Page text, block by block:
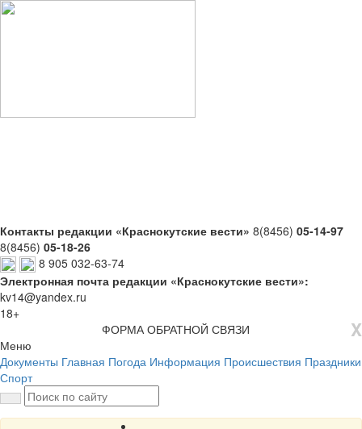
Контакты редакции «Краснокутские вести» 8(8456) 05-14-97
8(8456) 05-18-26
8 905 032-63-74
Электронная почта редакции «Краснокутские вести»:
kv14@yandex.ru
18+
X
ФОРМА ОБРАТНОЙ СВЯЗИ
Меню
Документы Главная Погода Информация Происшествия Праздники
Спорт